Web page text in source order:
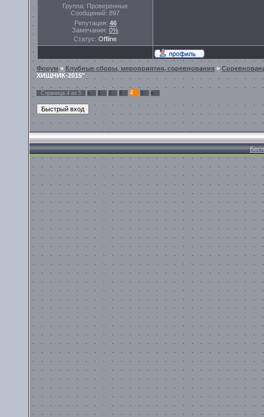
Группа: Проверенные
Сообщений: 897
Репутация: 46
Замечания: 0%
Статус: Offline
Форум» Клубные сборы, мероприятия, соревнования »
ХИЩНИК-2015"
Страница 4 из 5 « 1 2 3 4 5 »